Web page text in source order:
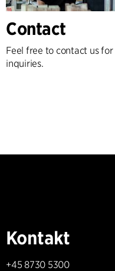
Contact
Feel free to contact us
inquiries.
Kontakt
+45 8730 5300